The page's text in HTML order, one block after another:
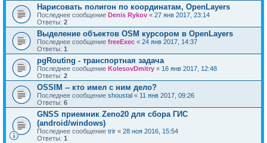
Нарисовать полигон по координатам, OpenLayers
Последнее сообщение Denis Rykov « 27 янв 2017, 23:14
Ответы: 2
Выделение объектов OSM курсором в OpenLayers
Последнее сообщение freeExec « 24 янв 2017, 14:37
Ответы: 1
pgRouting - транспортная задача
Последнее сообщение KolesovDmitry « 16 янв 2017, 12:48
Ответы: 2
OSSIM -- кто имел с ним дело?
Последнее сообщение shoustal « 11 янв 2017, 09:26
Ответы: 6
GNSS приемник Zeno20 для сбора ГИС
(android/windows)
Последнее сообщение trir « 28 ноя 2016, 15:54
Ответы: 1